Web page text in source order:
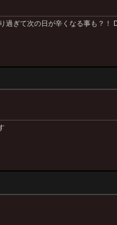
過ぎて次の日が辛くなる事も？